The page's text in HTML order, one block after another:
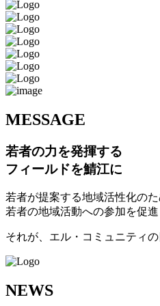
MESSAGE
若者の力を発揮する
フィールドを鯖江に
若者が提案する地域活性化のた
若者の地域活動への参加を促
それが、エル・コミュニティの
NEWS